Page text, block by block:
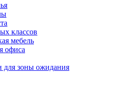
классов
мебель
офиса
для зоны ожидания